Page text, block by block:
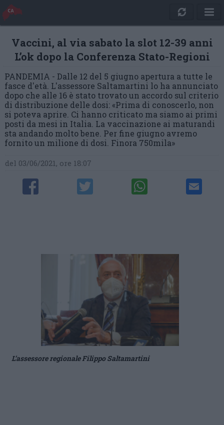
Vaccini, al via sabato la slot 12-39 anni
L’ok dopo la Conferenza Stato-Regioni
PANDEMIA - Dalle 12 del 5 giugno apertura a tutte le
fasce d'età. L'assessore Saltamartini lo ha annunciato
dopo che alle 16 è stato trovato un accordo sul criterio
di distribuzione delle dosi: «Prima di conoscerlo, non
si poteva aprire. Ci hanno criticato ma siamo ai primi
posti da mesi in Italia. La vaccinazione ai maturandi
sta andando molto bene. Per fine giugno avremo
fornito un milione di dosi. Finora 750mila»
del 03/06/2021, ore 18:07
L’assessore regionale Filippo Saltamartini